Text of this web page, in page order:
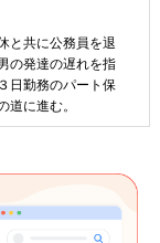
と共に公務員を退
の発達の遅れを指
日勤務のパート保
に進む。